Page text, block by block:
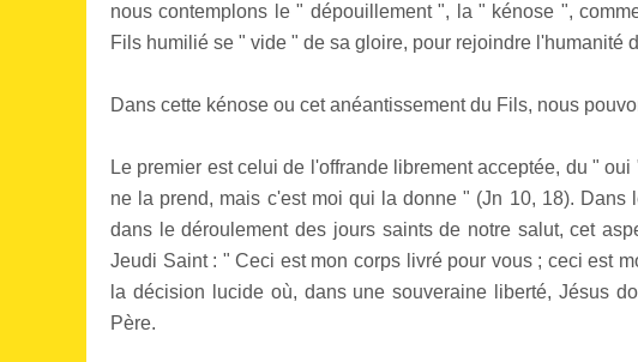
nous contemplons le " dépouillement ", la " kénose ",
Fils humilié se " vide " de sa gloire, pour rejoindre l'humanité
Dans cette kénose ou cet anéantissement du Fils, nous
Le premier est celui de l'offrande librement acceptée, du "
ne la prend, mais c'est moi qui la donne " (Jn 10, 18).
dans le déroulement des jours saints de notre salut, cet
Jeudi Saint : " Ceci est mon corps livré pour vous ; ceci est
la décision lucide où, dans une souveraine liberté, Jésus
Père.